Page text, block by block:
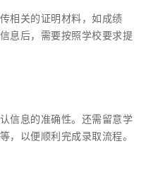
相关的证明材料，如成绩
息后，需要按照学校要求提
信息的准确性。还需留意学
，以便顺利完成录取流程。